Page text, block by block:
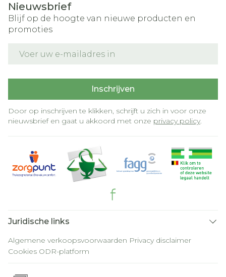
Nieuwsbrief
Blijf op de hoogte van nieuwe producten en
promoties
Inschrijven
Door op inschrijven te klikken, schrijft u zich in voor onze
nieuwsbrief en gaat u akkoord met onze privacy policy.
Juridische links
Algemene verkoopsvoorwaarden Privacy disclaimer
Cookies ODR-platform